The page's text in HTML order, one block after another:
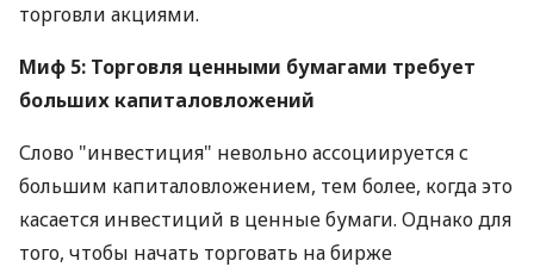
торговли акциями.
Миф 5: Торговля ценными бумагами требует
больших капиталовложений
Слово "инвестиция" невольно ассоциируется с
большим капиталовложением, тем более, когда это
касается инвестиций в ценные бумаги. Однако для
того, чтобы начать торговать на бирже